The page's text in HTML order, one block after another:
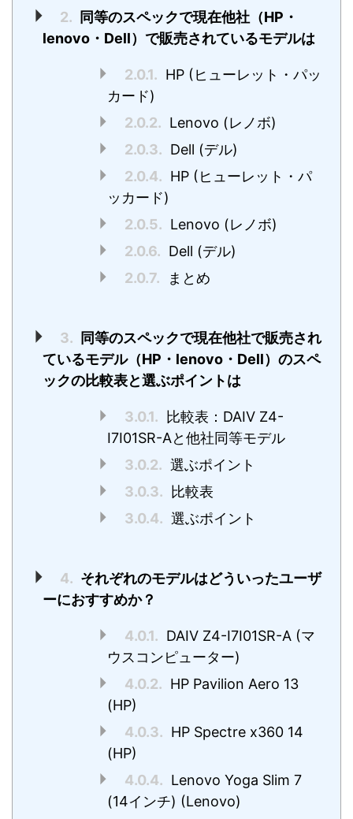
2.
同等のスペックで現在他社（HP・
lenovo・Dell）で販売されているモデルは
2.0.1. HP (ヒューレット・パッ
カード)
2.0.2. Lenovo (レノボ)
2.0.3. Dell (デル)
2.0.4. HP (ヒューレット・パ
ッカード)
2.0.5. Lenovo (レノボ)
2.0.6. Dell (デル)
2.0.7.
まとめ
3.
同等のスペックで現在他社で販売され
ているモデル（HP・lenovo・Dell）のスペ
ックの比較表と選ぶポイントは
3.0.1.
比較表：DAIV Z4-
I7I01SR-Aと他社同等モデル
3.0.2. 選ぶポイント
3.0.3.
比較表
3.0.4. 選ぶポイント
4. それぞれのモデルはどういったユーザ
ーにおすすめか？
4.0.1. DAIV Z4-I7I01SR-A (マ
ウスコンピューター)
4.0.2. HP Pavilion Aero 13
(HP)
4.0.3. HP Spectre x360 14
(HP)
4.0.4. Lenovo Yoga Slim 7
(14インチ) (Lenovo)